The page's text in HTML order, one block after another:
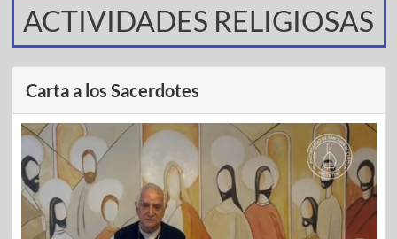
ACTIVIDADES RELIGIOSAS
Carta a los Sacerdotes